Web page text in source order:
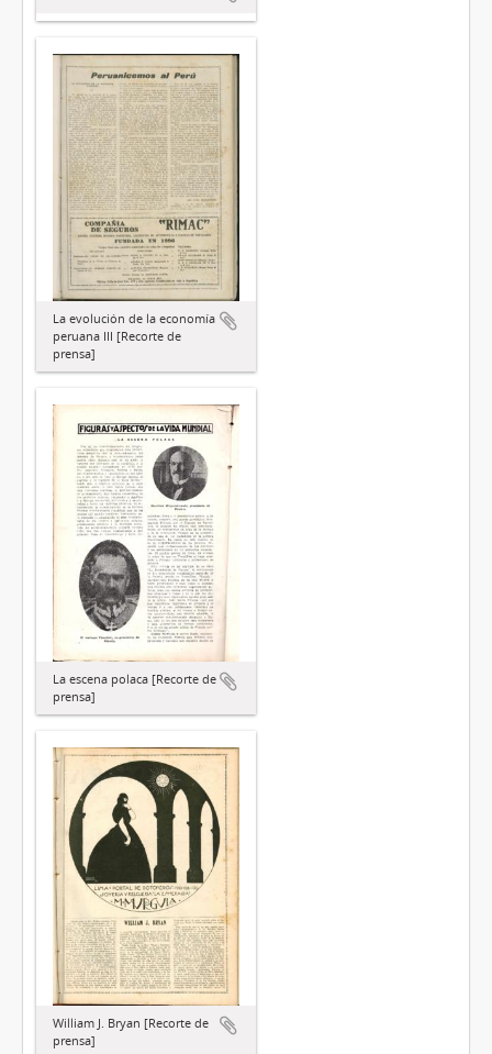
La evolución de la economía
peruana III [Recorte de
prensa]
La escena polaca [Recorte de
prensa]
William J. Bryan [Recorte de
prensa]